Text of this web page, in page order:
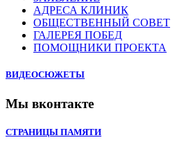
АДРЕСА КЛИНИК
ОБЩЕСТВЕННЫЙ СОВЕТ
ГАЛЕРЕЯ ПОБЕД
ПОМОЩНИКИ ПРОЕКТА
ВИДЕОСЮЖЕТЫ
Мы вконтакте
СТРАНИЦЫ ПАМЯТИ